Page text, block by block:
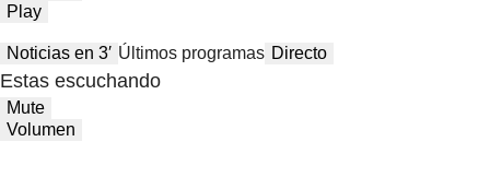
Play
Noticias en 3′ Últimos programas Directo
Estas escuchando
Mute
Volumen